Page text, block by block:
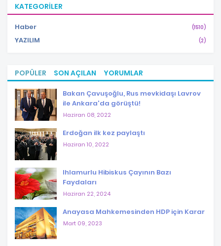
KATEGORILER
Haber (1510)
YAZILIM (2)
POPÜLER SON AÇILAN YORUMLAR
Bakan Çavuşoğlu, Rus mevkidaşı Lavrov
ile Ankara'da görüştü!
Haziran 08, 2022
Erdoğan ilk kez paylaştı
Haziran 10, 2022
Ihlamurlu Hibiskus Çayının Bazı
Faydaları
Haziran 22, 2024
Anayasa Mahkemesinden HDP için Karar
Mart 09, 2023